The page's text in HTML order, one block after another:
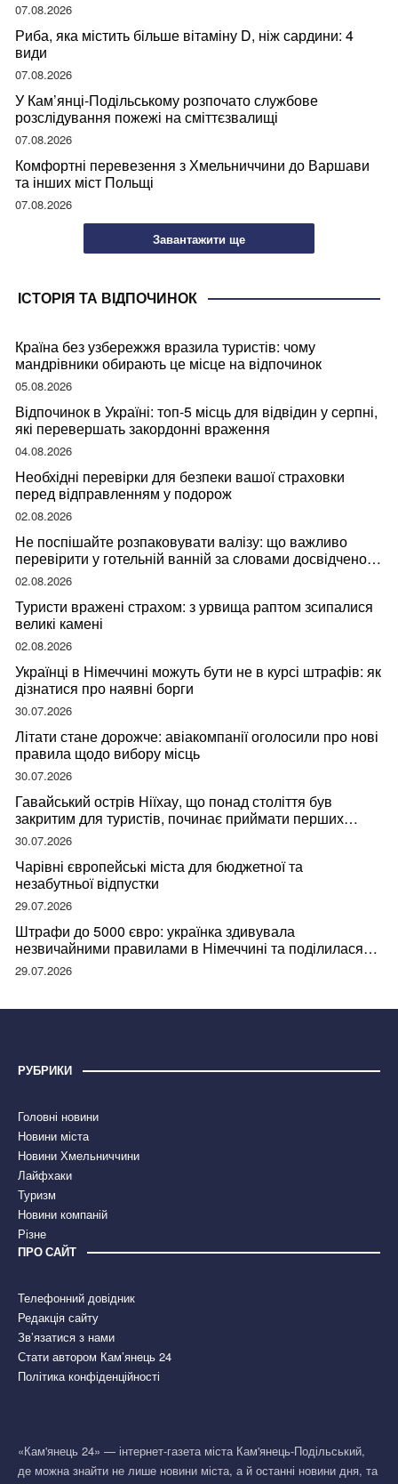
07.08.2026
Риба, яка містить більше вітаміну D, ніж сардини: 4
види
07.08.2026
У Кам’янці-Подільському розпочато службове
розслідування пожежі на сміттєзвалищі
07.08.2026
Комфортні перевезення з Хмельниччини до Варшави
та інших міст Польщі
07.08.2026
Завантажити ще
ІСТОРІЯ ТА ВІДПОЧИНОК
Країна без узбережжя вразила туристів: чому
мандрівники обирають це місце на відпочинок
05.08.2026
Відпочинок в Україні: топ-5 місць для відвідин у серпні,
які перевершать закордонні враження
04.08.2026
Необхідні перевірки для безпеки вашої страховки
перед відправленням у подорож
02.08.2026
Не поспішайте розпаковувати валізу: що важливо
перевірити у готельній ванній за словами досвідченої
мандрівниці
02.08.2026
Туристи вражені страхом: з урвища раптом зсипалися
великі камені
02.08.2026
Українці в Німеччині можуть бути не в курсі штрафів: як
дізнатися про наявні борги
30.07.2026
Літати стане дорожче: авіакомпанії оголосили про нові
правила щодо вибору місць
30.07.2026
Гавайський острів Ніїхау, що понад століття був
закритим для туристів, починає приймати перших
відвідувачів
30.07.2026
Чарівні європейські міста для бюджетної та
незабутньої відпустки
29.07.2026
Штрафи до 5000 євро: українка здивувала
незвичайними правилами в Німеччині та поділилася
правдою
29.07.2026
РУБРИКИ
Головні новини
Новини міста
Новини Хмельниччини
Лайфхаки
Туризм
Новини компаній
Різне
ПРО САЙТ
Телефонний довідник
Редакція сайту
Зв’язатися з нами
Стати автором Кам’янець 24
Політика конфіденційності
«Кам'янець 24» — інтернет-газета міста Кам'янець-Подільський,
де можна знайти не лише новини міста, а й останні новини дня, та